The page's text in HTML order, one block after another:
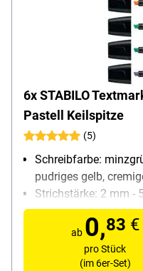
6x STABILO
Pastell Keilspitze
(5)
Schreibfarbe:
pudriges gelb,
Strichstärke: 2 mm -
Ausführung: schnell
Offenlagerfähigkeit,
Besonderheiten:
bis zu 4 Stunden
ab 0,83 €
pro Stück
(im 6er-Set)